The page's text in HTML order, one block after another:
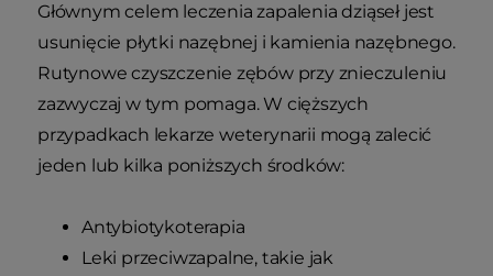
Głównym celem leczenia zapalenia dziąseł jest
usunięcie płytki nazębnej i kamienia nazębnego.
Rutynowe czyszczenie zębów przy znieczuleniu
zazwyczaj w tym pomaga. W cięższych
przypadkach lekarze weterynarii mogą zalecić
jeden lub kilka poniższych środków:
Antybiotykoterapia
Leki przeciwzapalne, takie jak